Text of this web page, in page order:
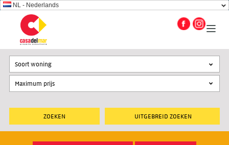
NL - Nederlands
UITGEBREID ZOEKEN
Soort woning